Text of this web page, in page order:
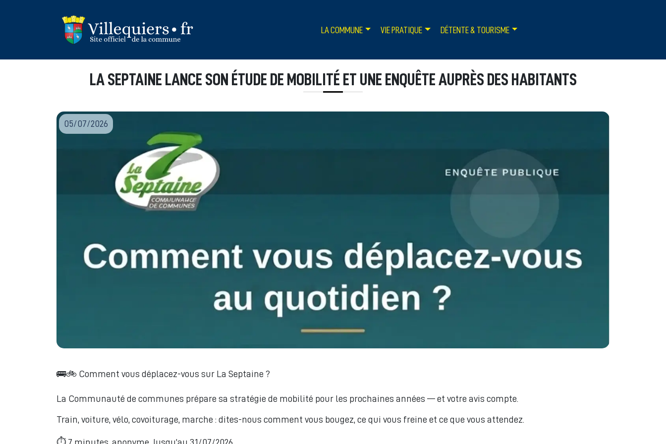
LA COMMUNE VIE PRATIQUE DÉTENTE & TOURISME
LA SEPTAINE LANCE SON ÉTUDE DE MOBILITÉ ET UNE ENQUÊTE AUPRÈS DES HABITANTS
05/07/2026
🚌🚲 Comment vous déplacez-vous sur La Septaine ?
La Communauté de communes prépare sa stratégie de mobilité pour les prochaines années — et votre avis compte.
Train, voiture, vélo, covoiturage, marche : dites-nous comment vous bougez, ce qui vous freine et ce que vous attendez.